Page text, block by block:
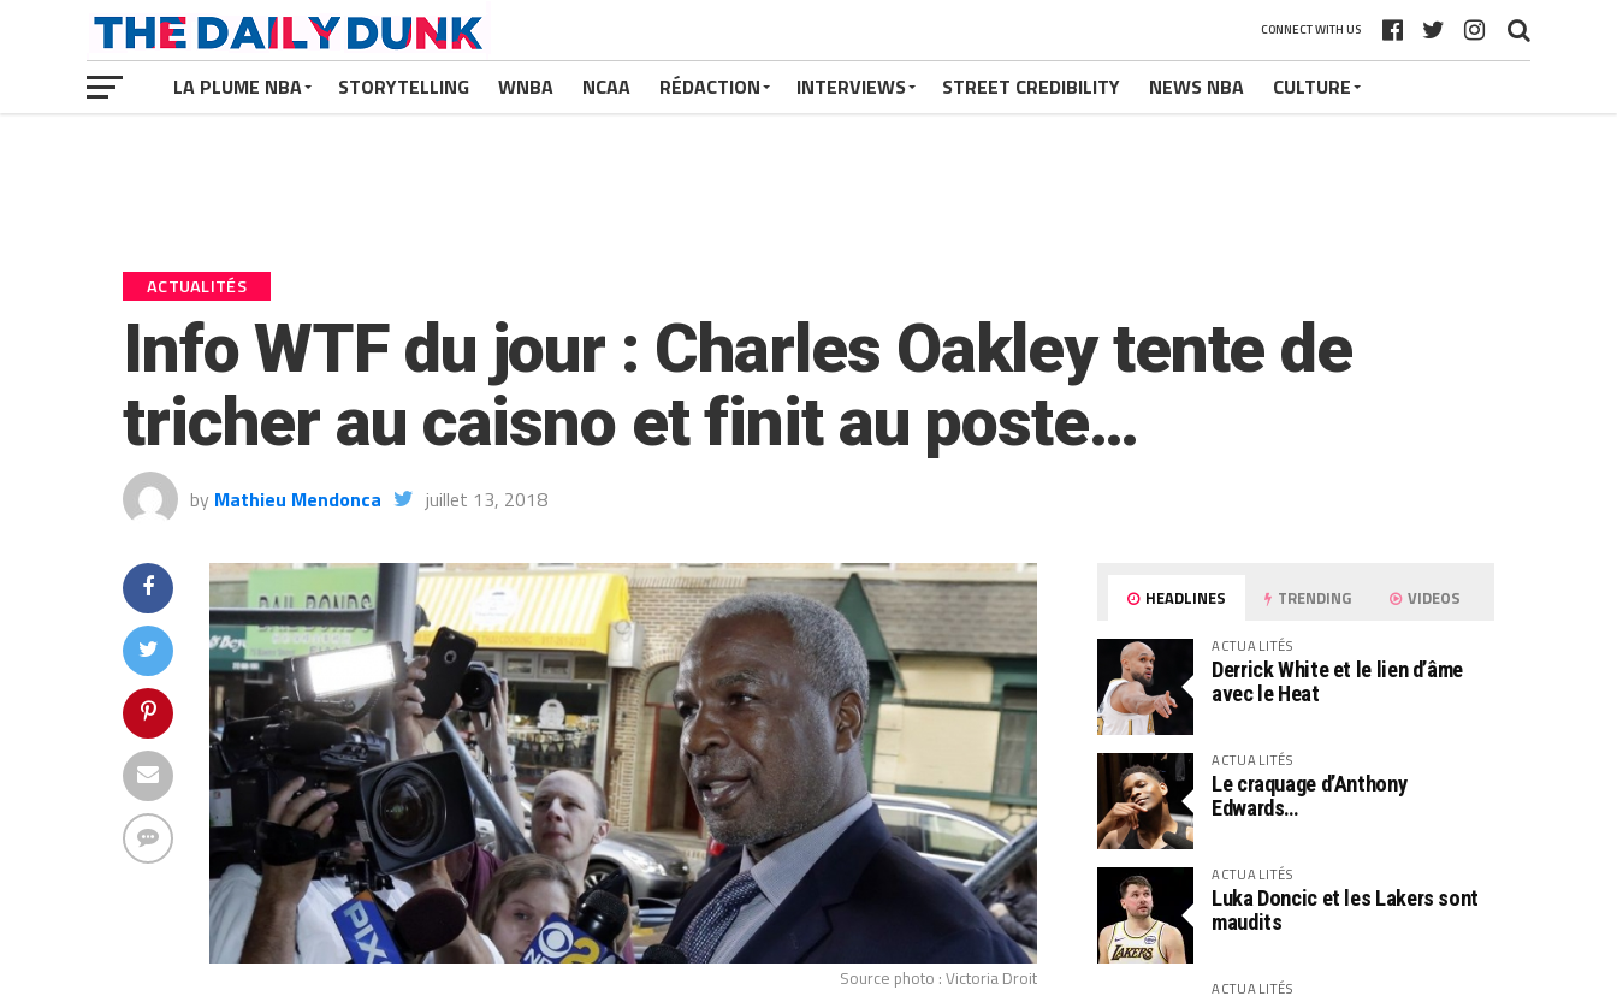
CONNECT WITH US
LA PLUME NBA STORYTELLING WNBA NCAA RÉDACTION INTERVIEWS STREET CREDIBILITY NEWS NBA CULTURE
ACTUALITÉS
Info WTF du jour : Charles Oakley tente de
tricher au caisno et finit au poste…
by Mathieu Mendonca juillet 13, 2018
Source photo : Victoria Droit
HEADLINES TRENDING VIDEOS
ACTUALITÉS
Derrick White et le lien d’âme
avec le Heat
ACTUALITÉS
Le craquage d’Anthony
Edwards…
ACTUALITÉS
Luka Doncic et les Lakers sont
maudits
ACTUALITÉS